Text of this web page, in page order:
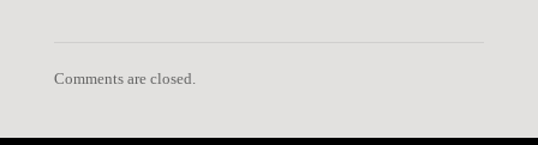
Comments are closed.